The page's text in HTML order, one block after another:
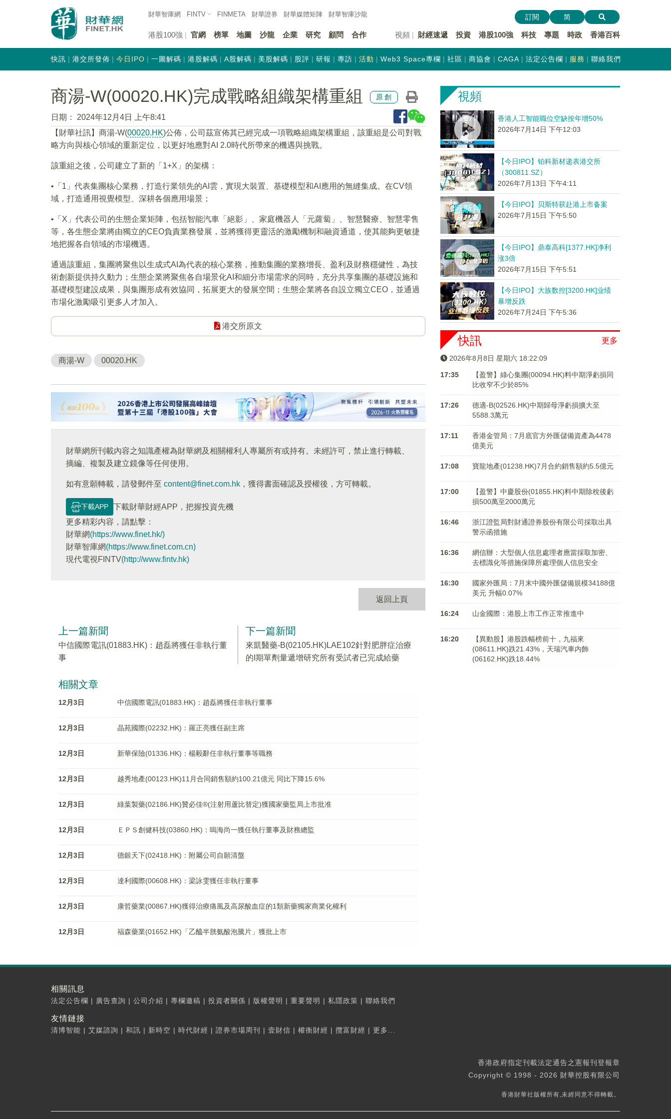
財華智庫網 FINTV FINMETA 財華證券 財華媒體矩陣 財華智庫沙龍
港股100強 官網 榜單 地圖 沙龍 企業 研究 顧問 合作 視頻 財經速遞 投資 港股100強 科技 專題 時政 香港百科
訂閱 简
快訊 港交所發佈 今日IPO 一圖解碼 港股解碼 A股解碼 美股解碼 股評 研報 專訪 活動 Web3 Space專欄 社區 商協會 CAGA 法定公告欄 服務 聯絡我們
商湯-W(00020.HK)完成戰略組織架構重組 原創
日期：
2024年12月4日 上午8:41
【財華社訊】商湯-W(00020.HK)公佈，公司茲宣佈其已經完成一項戰略組織架構重組，該重組是公司對戰
略方向與核心領域的重新定位，以更好地應對AI 2.0時代所帶來的機遇與挑戰。
該重組之後，公司建立了新的「1+X」的架構：
•「1」代表集團核心業務，打造行業領先的AI雲，實現大裝置、基礎模型和AI應用的無縫集成。在CV領
域，打造通用視覺模型、深耕各個應用場景；
•「X」代表公司的生態企業矩陣，包括智能汽車「絕影」、家庭機器人「元蘿蔔」、智慧醫療、智慧零售
等，各生態企業將由獨立的CEO負責業務發展，並將獲得更靈活的激勵機制和融資通道，使其能夠更敏捷
地把握各自領域的市場機遇。
通過該重組，集團將聚焦以生成式AI為代表的核心業務，推動集團的業務增長、盈利及財務穩健性，為技
術創新提供持久動力；生態企業將聚焦各自場景化AI和細分市場需求的同時，充分共享集團的基礎設施和
基礎模型建設成果，與集團形成有效協同，拓展更大的發展空間；生態企業將各自設立獨立CEO，並通過
市場化激勵吸引更多人才加入。
港交所原文
商湯-W 00020.HK
財華網所刊載內容之知識產權為財華網及相關權利人專屬所有或持有。未經許可，禁止進行轉載、
摘編、複製及建立鏡像等任何使用。
如有意願轉載，請發郵件至 content@finet.com.hk ，獲得書面確認及授權後，方可轉載。
下載APP
下載財華財經APP，把握投資先機
更多精彩内容，請點擊：
財華網(https://www.finet.hk/)
財華智庫網(https://www.finet.com.cn)
現代電視FINTV(http://www.fintv.hk)
返回上頁
上一篇新聞
中信國際電訊(01883.HK)：趙磊將獲任非執行董
事
下一篇新聞
來凱醫藥-B(02105.HK)LAE102針對肥胖症治療
的I期單劑量遞增研究所有受試者已完成給藥
相關文章
12月3日 中信國際電訊(01883.HK)：趙磊將獲任非執行董事
12月3日 晶苑國際(02232.HK)：羅正亮獲任副主席
12月3日 新華保險(01336.HK)：楊毅辭任非執行董事等職務
12月3日 越秀地產(00123.HK)11月合同銷售額約100.21億元 同比下降15.6%
12月3日 綠葉製藥(02186.HK)贊必佳®(注射用蘆比替定)獲國家藥監局上市批准
12月3日 ＥＰＳ創健科技(03860.HK)：嗚海尚一獲任執行董事及財務總監
12月3日 德銀天下(02418.HK)：附屬公司自願清盤
12月3日 達利國際(00608.HK)：梁詠雯獲任非執行董事
12月3日 康哲藥業(00867.HK)獲得治療痛風及高尿酸血症的1類新藥獨家商業化權利
12月3日 福森藥業(01652.HK)「乙醯半胱氨酸泡騰片」獲批上市
視頻
香港人工智能職位空缺按年增50%
2026年7月14日 下午12:03
【今日IPO】铂科新材递表港交所
（300811.SZ）
2026年7月13日 下午4:11
【今日IPO】贝斯特获赴港上市备案
2026年7月15日 下午5:50
【今日IPO】鼎泰高科[1377.HK]净利
涨3倍
2026年7月15日 下午5:51
【今日IPO】大族数控[3200.HK]业绩
暴增反跌
2026年7月24日 下午5:36
更多
快訊
2026年8月8日 星期六 18:22:09
17:35
【盈警】綠心集團(00094.HK)料中期淨虧損同
比收窄不少於85%
17:26
德適-B(02526.HK)中期歸母淨虧損擴大至
5588.3萬元
17:11
香港金管局：7月底官方外匯儲備資產為4478
億美元
17:08 寶龍地產(01238.HK)7月合約銷售額約5.5億元
17:00
【盈警】中慶股份(01855.HK)料中期除稅後虧
損500萬至2000萬元
16:46
浙江證監局對財通證券股份有限公司採取出具
警示函措施
16:36
網信辦：大型個人信息處理者應當採取加密、
去標識化等措施保障所處理個人信息安全
16:30
國家外匯局：7月末中國外匯儲備規模34188億
美元 升幅0.07%
16:24 山金國際：港股上市工作正常推進中
16:20
【異動股】港股跌幅榜前十，九福來
(08611.HK)跌21.43%，天瑞汽車内飾
(06162.HK)跌18.44%
相關訊息
法定公告欄 | 廣告查詢 | 公司介紹 | 專欄邀稿 | 投資者關係 | 版權聲明 | 重要聲明 | 私隱政策 | 聯絡我們
友情鏈接
清博智能 | 艾媒諮詢 | 和訊 | 新時空 | 時代財經 | 證券市場周刊 | 壹財信 | 權衡財經 | 攬富財經 | 更多...
香港政府指定刊載法定通告之憲報刊登報章
Copyright © 1998 - 2026 財華控股有限公司
香港財華社版權所有,未經同意不得轉載。